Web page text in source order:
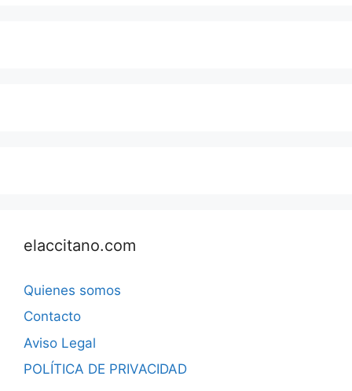
elaccitano.com
Quienes somos
Contacto
Aviso Legal
POLÍTICA DE PRIVACIDAD